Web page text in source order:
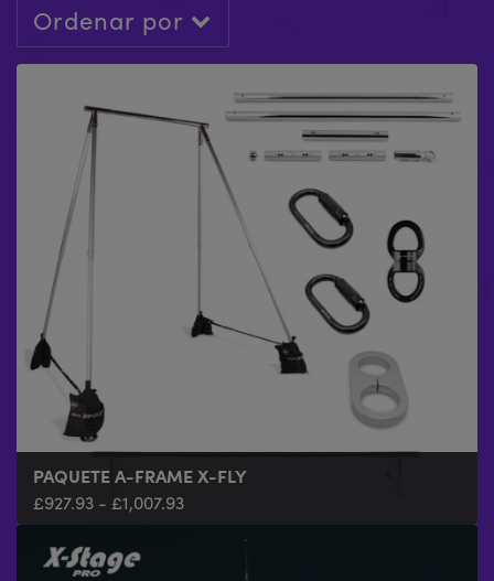
Ordenar por
PAQUETE A-FRAME X-FLY
£927.93 - £1,007.93